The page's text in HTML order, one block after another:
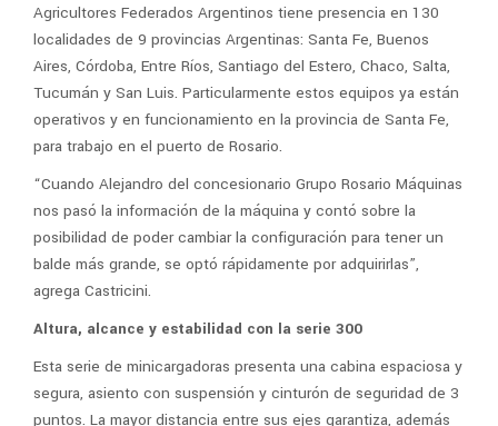
Agricultores Federados Argentinos tiene presencia en 130
localidades de 9 provincias Argentinas: Santa Fe, Buenos
Aires, Córdoba, Entre Ríos, Santiago del Estero, Chaco, Salta,
Tucumán y San Luis. Particularmente estos equipos ya están
operativos y en funcionamiento en la provincia de Santa Fe,
para trabajo en el puerto de Rosario.
“Cuando Alejandro del concesionario Grupo Rosario Máquinas
nos pasó la información de la máquina y contó sobre la
posibilidad de poder cambiar la configuración para tener un
balde más grande, se optó rápidamente por adquirirlas”,
agrega Castricini.
Altura, alcance y estabilidad con la serie 300
Esta serie de minicargadoras presenta una cabina espaciosa y
segura, asiento con suspensión y cinturón de seguridad de 3
puntos. La mayor distancia entre sus ejes garantiza, además